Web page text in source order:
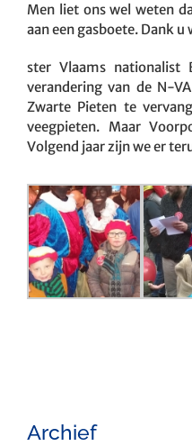
Men liet ons wel weten
aan een gasboete. Dank u
ster Vlaams
verandering van de N-
Zwarte Pieten te
veegpieten. Maar
Volgend jaar zijn we er
Archief